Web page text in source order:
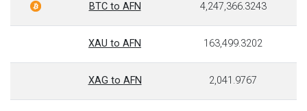
BTC to AFN 4,247,366.3243
XAU to AFN 163,499.3202
XAG to AFN 2,041.9767